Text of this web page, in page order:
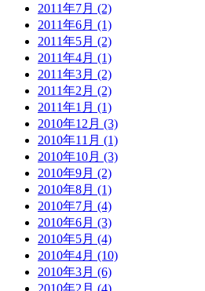
2011年7月 (2)
2011年6月 (1)
2011年5月 (2)
2011年4月 (1)
2011年3月 (2)
2011年2月 (2)
2011年1月 (1)
2010年12月 (3)
2010年11月 (1)
2010年10月 (3)
2010年9月 (2)
2010年8月 (1)
2010年7月 (4)
2010年6月 (3)
2010年5月 (4)
2010年4月 (10)
2010年3月 (6)
2010年2月 (4)